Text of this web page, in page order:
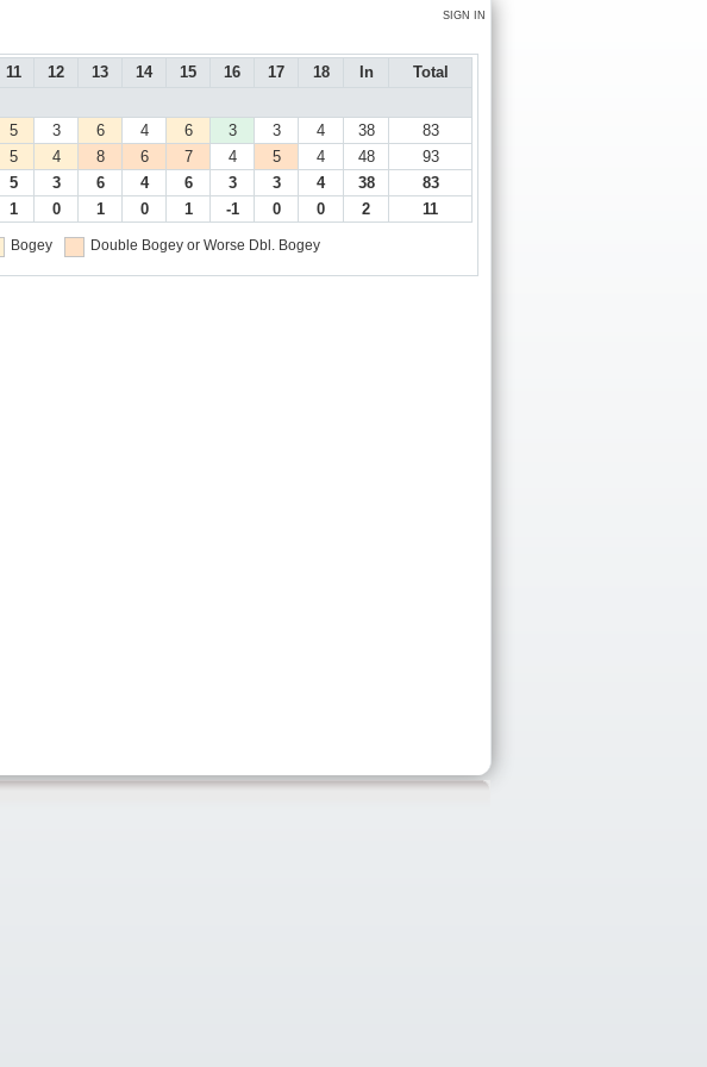
SIGN IN
11 12 13 14 15 16 17 18 In
Total
5 3 6 4 6 3 3 4 38
83
5 4 8 6 7 4 5 4 48
93
5 3 6 4 6 3 3 4 38
83
1 0 1 0 1 -1 0 0 2 11
Bogey Double Bogey or Worse Dbl. Bogey